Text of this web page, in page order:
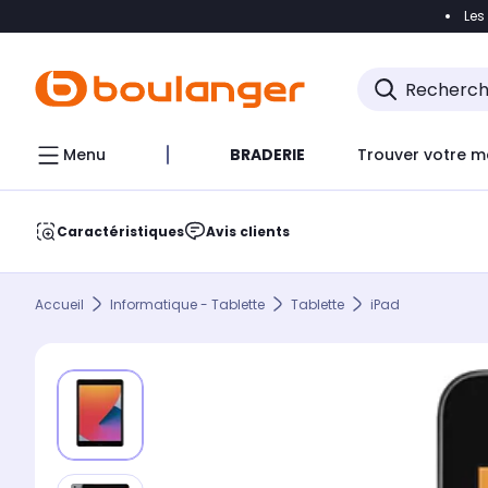
Accéder
Menu BRADERIE Trouver votre
Caractéristiques Avis clients
Accueil Informatique - Tablette Tablette iPad